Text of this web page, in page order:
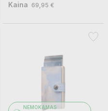
Kaina 69,95 €
NEMOKAMAS